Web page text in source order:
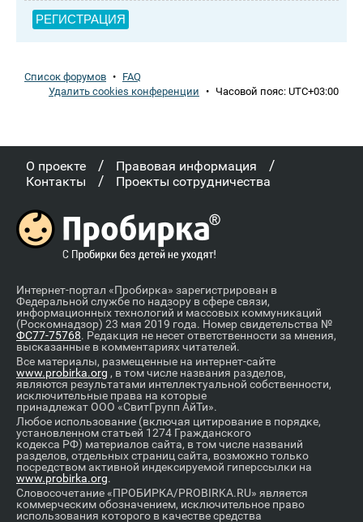
РЕГИСТРАЦИЯ
Список форумов • FAQ
Удалить cookies конференции • Часовой пояс: UTC+03:00
О проекте / Правовая информация /
Контакты / Проекты сотрудничества
Интернет-портал «Пробирка» зарегистрирован в
Федеральной службе по надзору в сфере связи,
информационных технологий и массовых коммуникаций
(Роскомнадзор) 23 мая 2019 года. Номер свидетельства №
ФС77-75768. Редакция не несет ответственности за мнения,
высказанные в комментариях читателей.
Все материалы, размещенные на интернет-сайте
www.probirka.org , в том числе названия разделов,
являются результатами интеллектуальной собственности,
исключительные права на которые
принадлежат ООО «СвитГрупп АйТи».
Любое использование (включая цитирование в порядке,
установленном статьей 1274 Гражданского
кодекса РФ) материалов сайта, в том числе названий
разделов, отдельных страниц сайта, возможно только
посредством активной индексируемой гиперссылки на
www.probirka.org.
Словосочетание «ПРОБИРКА/PROBIRKA.RU» является
коммерческим обозначением, исключительное право
использования которого в качестве средства